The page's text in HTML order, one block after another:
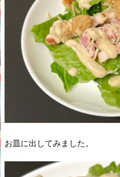
お皿に出してみました。